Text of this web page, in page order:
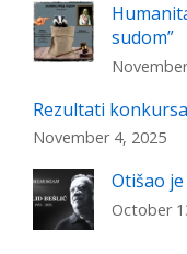
sudom”
Rezultati
November 4, 2025
Otišao
October